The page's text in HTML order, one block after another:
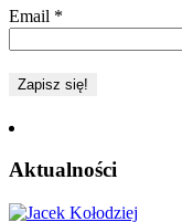
Email *
Aktualności